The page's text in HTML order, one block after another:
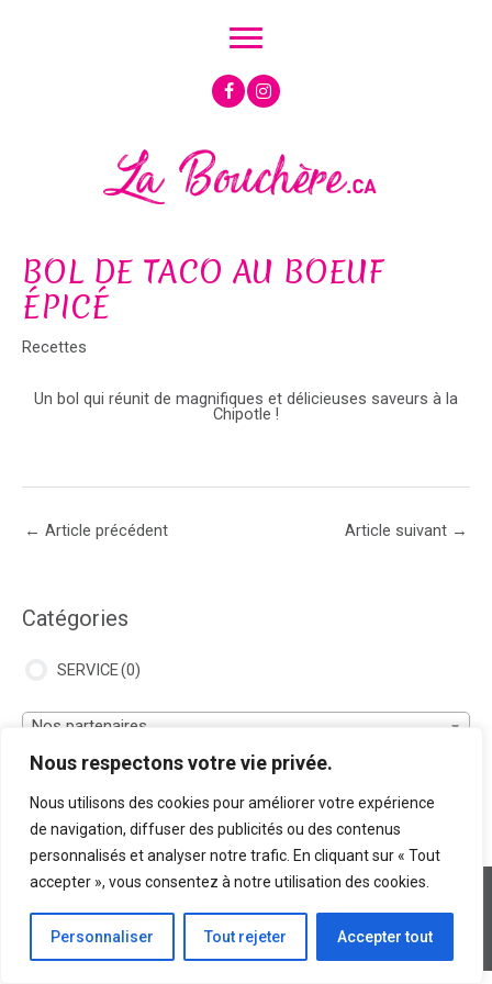
Nous respectons votre vie privée.
Nous utilisons des cookies pour améliorer votre expérience
de navigation, diffuser des publicités ou des contenus
personnalisés et analyser notre trafic. En cliquant sur « Tout
accepter », vous consentez à notre utilisation des cookies.
Personnaliser Tout rejeter Accepter tout
Catégories
SERVICE(0)
Nos partenaires
BOL DE TACO AU BOEUF
ÉPICÉ
Recettes
Un bol qui réunit de magnifiques et délicieuses saveurs à la
Chipotle !
des
← Article précédent Article suivant →
Termes et conditions- Copyright © 2026 La Bouchère